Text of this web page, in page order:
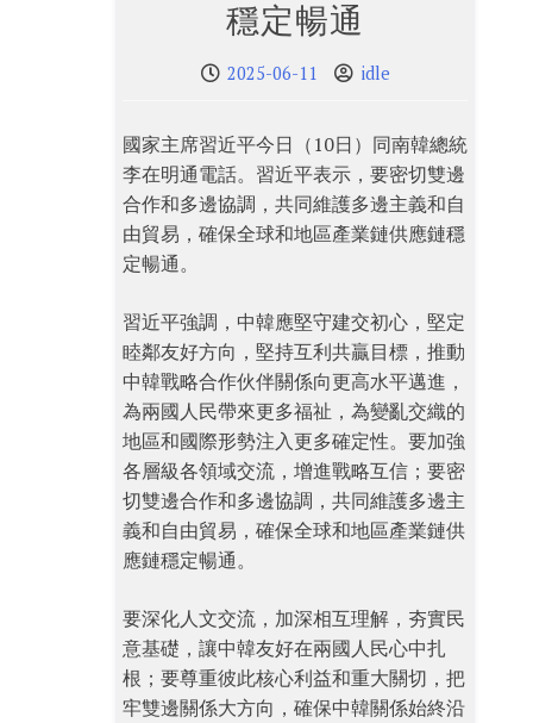
穩定暢通
2025-06-11 idle
國家主席習近平今日（10日）同南韓總統
李在明通電話。習近平表示，要密切雙邊
合作和多邊協調，共同維護多邊主義和自
由貿易，確保全球和地區產業鏈供應鏈穩
定暢通。
習近平強調，中韓應堅守建交初心，堅定
睦鄰友好方向，堅持互利共贏目標，推動
中韓戰略合作伙伴關係向更高水平邁進，
為兩國人民帶來更多福祉，為變亂交織的
地區和國際形勢注入更多確定性。要加強
各層級各領域交流，增進戰略互信；要密
切雙邊合作和多邊協調，共同維護多邊主
義和自由貿易，確保全球和地區產業鏈供
應鏈穩定暢通。
要深化人文交流，加深相互理解，夯實民
意基礎，讓中韓友好在兩國人民心中扎
根；要尊重彼此核心利益和重大關切，把
牢雙邊關係大方向，確保中韓關係始終沿